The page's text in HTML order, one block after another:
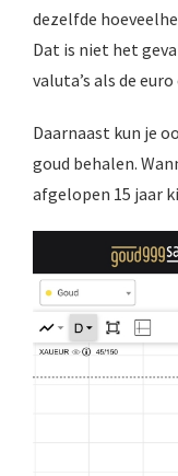
dezelfde
Dat is niet het
valuta’s als de
Daarnaast kun je
goud behalen.
afgelopen 15 jaar